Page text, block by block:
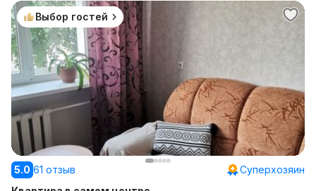
Выбор гостей
5.0 61 отзыв
Суперхозяин